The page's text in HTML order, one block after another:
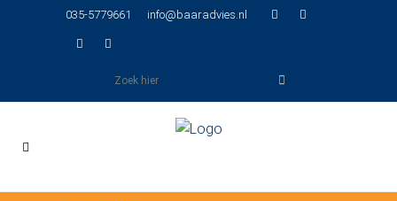
035-5779661 info@baaradvies.nl